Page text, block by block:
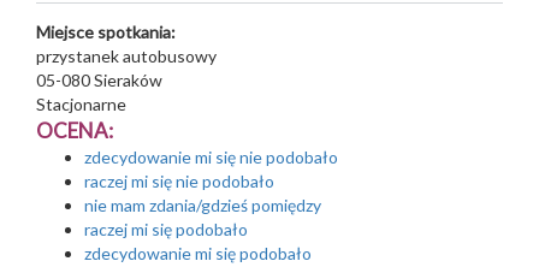
Miejsce spotkania:
przystanek autobusowy
05-080Sieraków
Stacjonarne
OCENA:
zdecydowanie mi się nie podobało
raczej mi się nie podobało
nie mam zdania/gdzieś pomiędzy
raczej mi się podobało
zdecydowanie mi się podobało